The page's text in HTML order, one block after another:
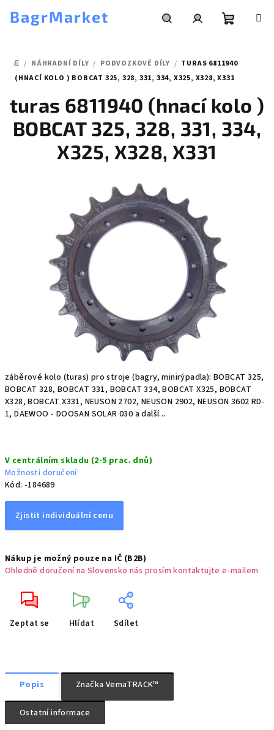
BagrMarket
košík
DOMŮ
/ NÁHRADNÍ DÍLY / PODVOZKOVÉ DÍLY / TURAS 6811940
(HNACÍ KOLO ) BOBCAT 325, 328, 331, 334, X325, X328, X331
záběrové kolo (turas) pro stroje (bagry, minirýpadla): BOBCAT 325,
BOBCAT 328, BOBCAT 331, BOBCAT 334, BOBCAT X325, BOBCAT
X328, BOBCAT X331, NEUSON 2702, NEUSON 2902, NEUSON 3602 RD-
1, DAEWOO - DOOSAN SOLAR 030 a další...
cena:
V centrálním skladu (2-5 prac. dnů)
Možnosti doručení
Kód: -184689
Zjistit individuální cenu
Nákup je možný pouze na IČ (B2B)
Ohledně doručení na Slovensko nás prosím kontaktujte e-mailem
Zeptat se Hlídat Sdílet
turas 6811940 (hnací kolo )
BOBCAT 325, 328, 331, 334,
X325, X328, X331
Popis Značka VemaTRACK™
Ostatní informace